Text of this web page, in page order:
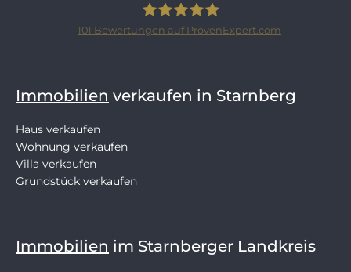
101 Bewertungen auf ProvenExpert.com
Immobilien verkaufen in Starnberg
Haus verkaufen
Wohnung verkaufen
Villa verkaufen
Grundstück verkaufen
Immobilien im Starnberger Landkreis